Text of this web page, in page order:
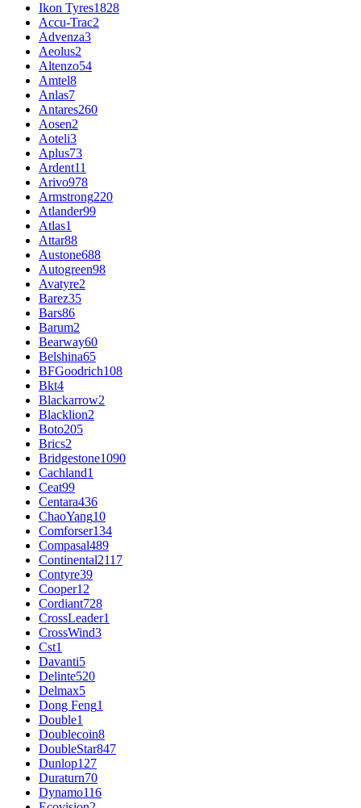
Ikon Tyres1828
Accu-Trac2
Advenza3
Aeolus2
Altenzo54
Amtel8
Anlas7
Antares260
Aosen2
Aoteli3
Aplus73
Ardent11
Arivo978
Armstrong220
Atlander99
Atlas1
Attar88
Austone688
Autogreen98
Avatyre2
Barez35
Bars86
Barum2
Bearway60
Belshina65
BFGoodrich108
Bkt4
Blackarrow2
Blacklion2
Boto205
Brics2
Bridgestone1090
Cachland1
Ceat99
Centara436
ChaoYang10
Comforser134
Compasal489
Continental2117
Contyre39
Cooper12
Cordiant728
CrossLeader1
CrossWind3
Cst1
Davanti5
Delinte520
Delmax5
Dong Feng1
Double1
Doublecoin8
DoubleStar847
Dunlop127
Duraturn70
Dynamo116